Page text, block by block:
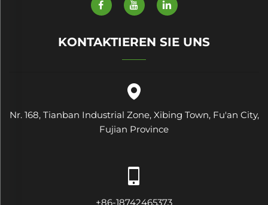
KONTAKTIEREN SIE UNS
Nr. 168, Tianban Industrial Zone, Xibing Town, Fu'an City,
Fujian Province
+86-18742465373